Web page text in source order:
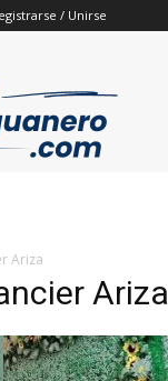
/ Unirse
Ariza
Ariza